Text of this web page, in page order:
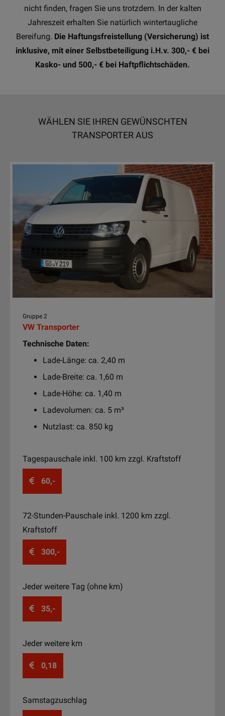
nicht finden, fragen Sie uns trotzdem. In der kalten
Jahreszeit erhalten Sie natürlich wintertaugliche
Bereifung. Die Haftungsfreistellung (Versicherung) ist
inklusive, mit einer Selbstbeteiligung i.H.v. 300,- € bei
Kasko- und 500,- € bei Haftpflichtschäden.
WÄHLEN SIE IHREN GEWÜNSCHTEN
TRANSPORTER AUS
Gruppe 2
VW Transporter
Technische Daten:
Lade-Länge: ca. 2,40 m
Lade-Breite: ca. 1,60 m
Lade-Höhe: ca. 1,40 m
Ladevolumen: ca. 5 m³
Nutzlast: ca. 850 kg
Tagespauschale inkl. 100 km zzgl. Kraftstoff
60,-
72-Stunden-Pauschale inkl. 1200 km zzgl.
Kraftstoff
300,-
Jeder weitere Tag (ohne km)
35,-
Jeder weitere km
0,18
Samstagzuschlag